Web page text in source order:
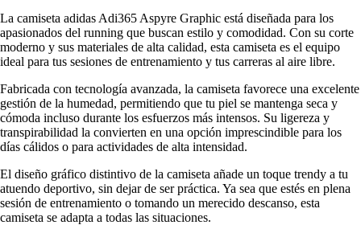
La camiseta adidas Adi365 Aspyre Graphic está diseñada para los
apasionados del running que buscan estilo y comodidad. Con su corte
moderno y sus materiales de alta calidad, esta camiseta es el equipo
ideal para tus sesiones de entrenamiento y tus carreras al aire libre.
Fabricada con tecnología avanzada, la camiseta favorece una excelente
gestión de la humedad, permitiendo que tu piel se mantenga seca y
cómoda incluso durante los esfuerzos más intensos. Su ligereza y
transpirabilidad la convierten en una opción imprescindible para los
días cálidos o para actividades de alta intensidad.
El diseño gráfico distintivo de la camiseta añade un toque trendy a tu
atuendo deportivo, sin dejar de ser práctica. Ya sea que estés en plena
sesión de entrenamiento o tomando un merecido descanso, esta
camiseta se adapta a todas las situaciones.